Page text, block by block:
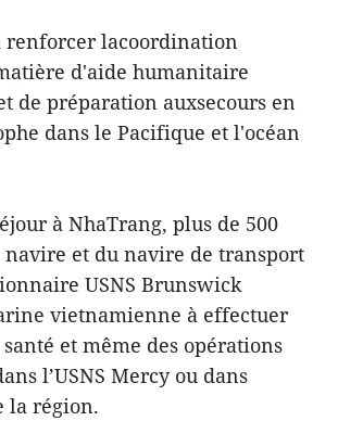
renforcer lacoordination
d'aide humanitaire
de préparation auxsecours en
dans le Pacifique et l'océan
à NhaTrang, plus de 500
navire et du navire de transport
USNS Brunswick
vietnamienne à effectuer
et même des opérations
l’USNS Mercy ou dans
la région.